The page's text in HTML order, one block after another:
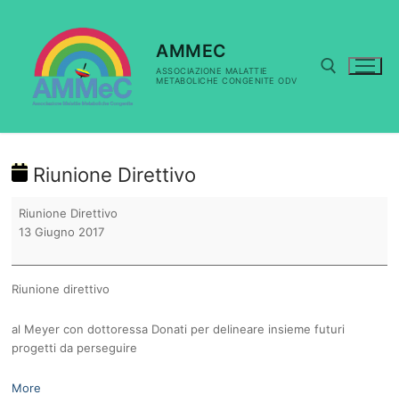
contenuto
AMMEC
ASSOCIAZIONE MALATTIE
METABOLICHE CONGENITE ODV
Cerca:
Riunione Direttivo
Riunione Direttivo
13 Giugno 2017
Riunione direttivo
al Meyer con dottoressa Donati per delineare insieme futuri
progetti da perseguire
More